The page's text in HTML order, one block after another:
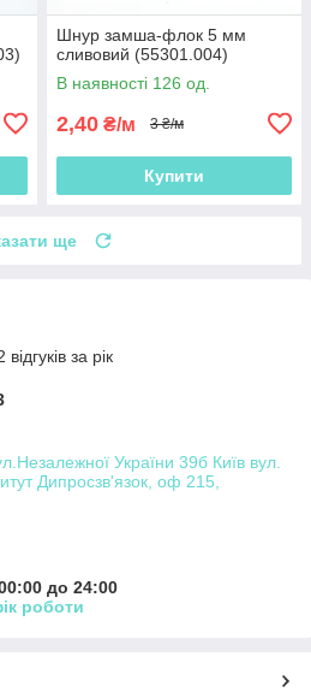
Шнур замша-флок 5 мм
сливовий (55301.004)
В наявності 126 од.
2,40 ₴/м 3 ₴/м
Купити
ще
за рік
України 39б Київ вул.
Дипросзв'язок, оф 215,
до 24:00
роботи